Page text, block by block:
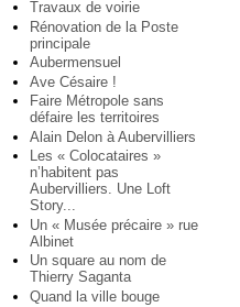
Travaux de voirie
Rénovation de la Poste
principale
Aubermensuel
Ave Césaire !
Faire Métropole sans
défaire les territoires
Alain Delon à Aubervilliers
Les « Colocataires »
n’habitent pas
Aubervilliers. Une Loft
Story...
Un « Musée précaire » rue
Albinet
Un square au nom de
Thierry Saganta
Quand la ville bouge